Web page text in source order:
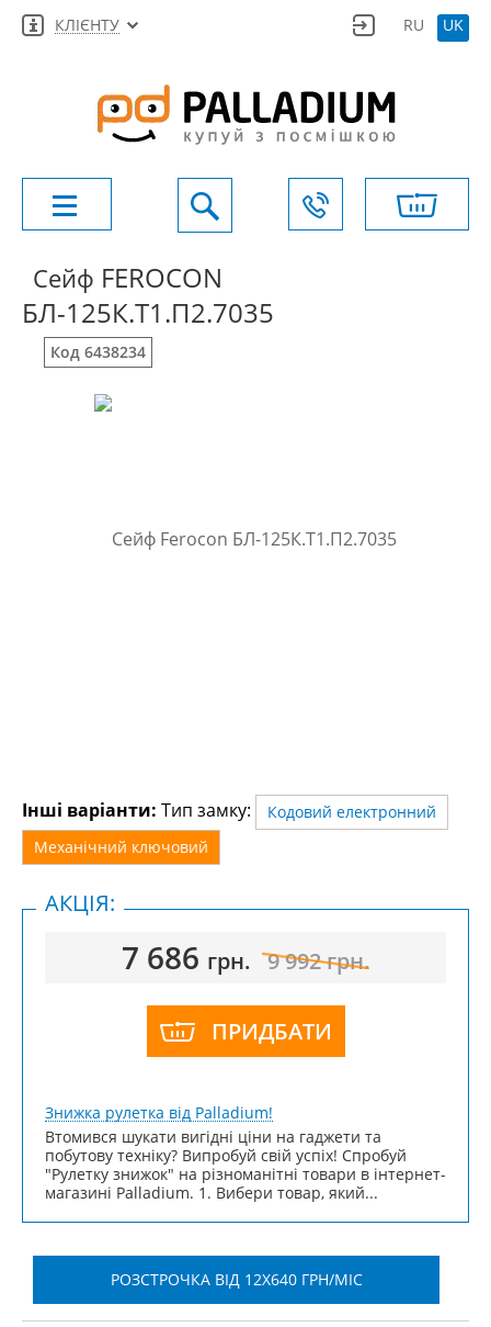
КЛІЄНТУ RU UK
Сейф FEROCON
БЛ-125К.Т1.П2.7035
Код 6438234
Інші варіанти: Тип замку:
Кодовий електронний
Механічний ключовий
7 686 грн. 9 992грн.
ПРИДБАТИ
АКЦІЯ:
Знижка рулетка від Palladium!
Втомився шукати вигідні ціни на гаджети та
побутову техніку? Випробуй свій успіх! Спробуй
"Рулетку знижок" на різноманітні товари в інтернет-
магазині Palladium. 1. Вибери товар, який...
РОЗСТРОЧКА ВІД 12X640 ГРН/МІС